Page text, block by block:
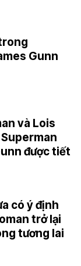
Gunn
và Lois
được tiết
có ý định
trở lại
tương lai